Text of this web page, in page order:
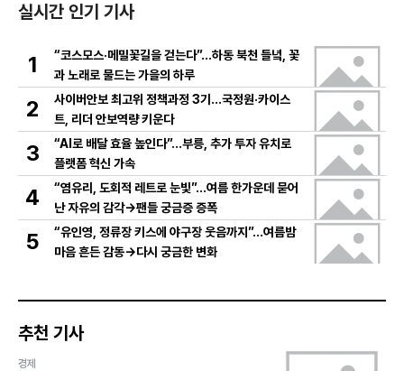
실시간 인기 기사
1
“코스모스·메밀꽃길을 걷는다”…하동 북천 들녘, 꽃
과 노래로 물드는 가을의 하루
2
사이버안보 최고위 정책과정 3기…국정원·카이스
트, 리더 안보역량 키운다
3
“AI로 배달 효율 높인다”…부릉, 추가 투자 유치로
플랫폼 혁신 가속
4
“염유리, 도회적 레트로 눈빛”…여름 한가운데 묻어
난 자유의 감각→팬들 궁금증 증폭
5
“유인영, 정류장 키스에 야구장 웃음까지”…여름밤
마음 흔든 감동→다시 궁금한 변화
추천 기사
경제